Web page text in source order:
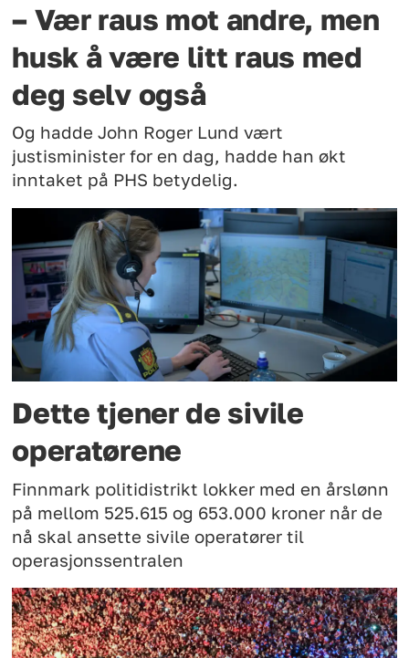
– Vær raus mot andre, men
husk å være litt raus med
deg selv også
Og hadde John Roger Lund vært
justisminister for en dag, hadde han økt
inntaket på PHS betydelig.
Dette tjener de sivile
operatørene
Finnmark politidistrikt lokker med en årslønn
på mellom 525.615 og 653.000 kroner når de
nå skal ansette sivile operatører til
operasjonssentralen